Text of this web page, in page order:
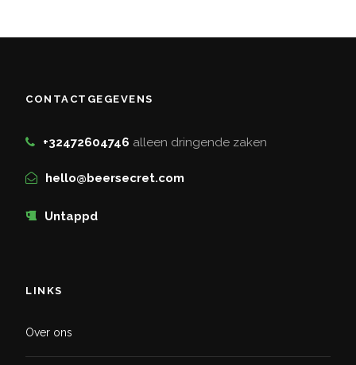
CONTACTGEGEVENS
+32472604746 alleen dringende zaken
hello@beersecret.com
Untappd
LINKS
Over ons